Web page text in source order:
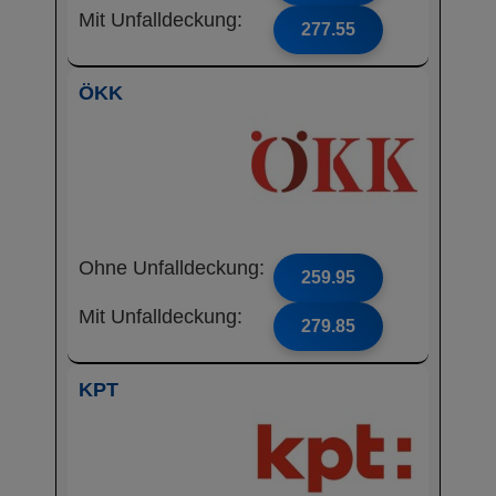
Mit Unfalldeckung: 277.55
ÖKK
Ohne Unfalldeckung: 259.95
Mit Unfalldeckung: 279.85
KPT